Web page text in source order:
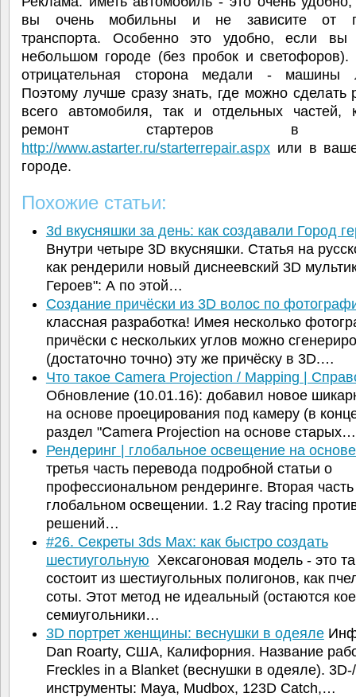
вы очень мобильны и не зависите от
транспорта. Особенно это удобно, если
небольшом городе (без пробок и
отрицательная сторона медали - машины
Поэтому лучше сразу знать, где можно сделать
всего автомобиля, так и отдельных частей,
ремонт стартеров в
http://www.astarter.ru/starterrepair.aspx или в
городе.
Похожие статьи:
3d вкусняшки за день: как создавали Город
Внутри четыре 3D вкусняшки. Статья на
как рендерили новый диснеевский 3D
Героев": А по этой…
Создание причёски из 3D волос по
классная разработка! Имея несколько
причёски с нескольких углов можно
(достаточно точно) эту же причёску в 3D.…
Что такое Camera Projection / Mapping |
Обновление (10.01.16): добавил новое
на основе проецирования под камеру (в
раздел "Camera Projection на основе старых…
Рендеринг | глобальное освещение на
третья часть перевода подробной статьи о
профессиональном рендеринге. Вторая
глобальном освещении. 1.2 Ray tracing
решений…
#26. Секреты 3ds Max: как быстро создать
шестиугольную Хексагоновая модель - это
состоит из шестиугольных полигонов, как
соты. Этот метод не идеальный (остаются
семиугольники…
3D портрет женщины: веснушки в одеяле
Dan Roarty, США, Калифорния. Название
Freckles in a Blanket (веснушки в одеяле).
инструменты: Maya, Mudbox, 123D Catch,…